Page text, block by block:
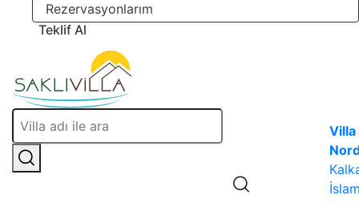
Rezervasyonlarım
Teklif Al
Villa